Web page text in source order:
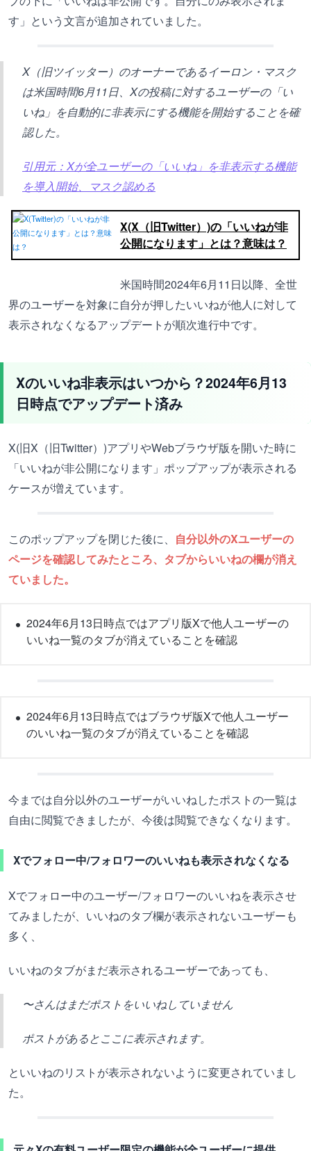
す」という文言が追加されていました。
X（旧ツイッター）のオーナーであるイーロン・マスク
は米国時間6月11日、Xの投稿に対するユーザーの「い
いね」を自動的に非表示にする機能を開始することを確
認した。
引用元：Xが全ユーザーの「いいね」を非表示する機能
を導入開始、マスク認める
X(X（旧Twitter）)の「いいねが非
公開になります」とは？意味は？
米国時間2024年6月11日以降、全世
界のユーザーを対象に自分が押したいいねが他人に対して
表示されなくなるアップデートが順次進行中です。
Xのいいね非表示はいつから？2024年6月13
日時点でアップデート済み
X(旧X（旧Twitter）)アプリやWebブラウザ版を開いた時に
「いいねが非公開になります」ポップアップが表示される
ケースが増えています。
このポップアップを閉じた後に、 自分以外のXユーザーの
ページを確認してみたところ、タブからいいねの欄が消え
ていました。
2024年6月13日時点ではアプリ版Xで他人ユーザーの
いいね一覧のタブが消えていることを確認
2024年6月13日時点ではブラウザ版Xで他人ユーザー
のいいね一覧のタブが消えていることを確認
今までは自分以外のユーザーがいいねしたポストの一覧は
自由に閲覧できましたが、今後は閲覧できなくなります。
Xでフォロー中/フォロワーのいいねも表示されなくなる
Xでフォロー中のユーザー/フォロワーのいいねを表示させ
てみましたが、いいねのタブ欄が表示されないユーザーも
多く、
いいねのタブがまだ表示されるユーザーであっても、
〜さんはまだポストをいいねしていません
ポストがあるとここに表示されます。
といいねのリストが表示されないように変更されていまし
た。